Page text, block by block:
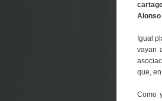
Alonso
Igual
vayan
que,
Como